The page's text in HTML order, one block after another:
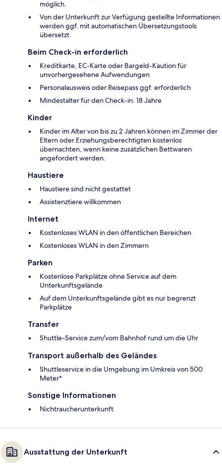
möglich.
Von der Unterkunft zur Verfügung gestellte Informationen
werden ggf. mit automatischen Übersetzungstools
übersetzt.
Beim Check-in erforderlich
Kreditkarte, EC-Karte oder Bargeld-Kaution für
unvorhergesehene Aufwendungen
Personalausweis oder Reisepass ggf. erforderlich
Mindestalter für den Check-in: 18 Jahre
Kinder
Kinder im Alter von bis zu 2 Jahren können im Zimmer der
Eltern oder Erziehungsberechtigten kostenlos
übernachten, wenn keine zusätzlichen Bettwaren
angefordert werden.
Haustiere
Haustiere sind nicht gestattet
Assistenztiere willkommen
Internet
Kostenloses WLAN in den öffentlichen Bereichen
Kostenloses WLAN in den Zimmern
Parken
Kostenlose Parkplätze ohne Service auf dem
Unterkunftsgelände
Auf dem Unterkunftsgelände gibt es nur begrenzt
Parkplätze
Transfer
Shuttle-Service zum/vom Bahnhof rund um die Uhr
Transport außerhalb des Geländes
Shuttleservice in die Umgebung im Umkreis von 500
Meter*
Sonstige Informationen
Nichtraucherunterkunft
Ausstattung der Unterkunft